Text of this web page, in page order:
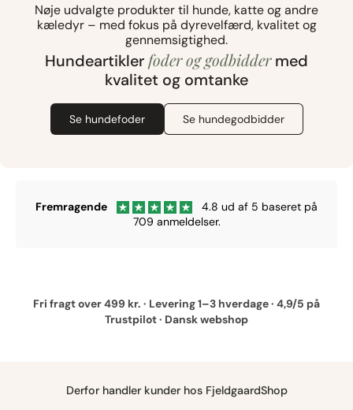
Nøje udvalgte produkter til hunde, katte og andre
kæledyr – med fokus på dyrevelfærd, kvalitet og
gennemsigtighed.
Hundeartikler foder og godbiddermed
kvalitet og omtanke
Se hundefoder Se hundegodbidder
Fremragende
4.8 ud af 5 baseret på
709 anmeldelser.
Fri fragt over 499 kr. · Levering 1–3 hverdage · 4,9/5 på
Trustpilot · Dansk webshop
Derfor handler kunder hos FjeldgaardShop